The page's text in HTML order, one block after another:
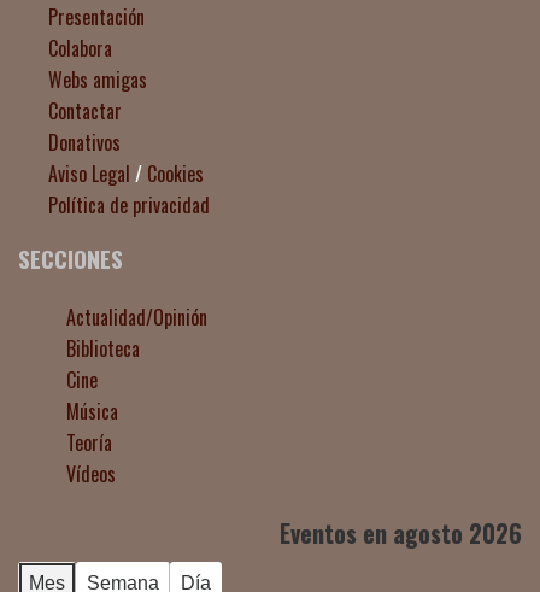
Presentación
Colabora
Webs amigas
Contactar
Donativos
Aviso Legal / Cookies
Política de privacidad
SECCIONES
Actualidad/Opinión
Biblioteca
Cine
Música
Teoría
Vídeos
Eventos en agosto 2026
Mes Semana Día